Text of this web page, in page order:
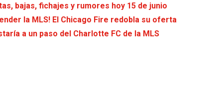
bajas, fichajes y rumores hoy 15 de junio
la MLS! El Chicago Fire redobla su oferta
a un paso del Charlotte FC de la MLS